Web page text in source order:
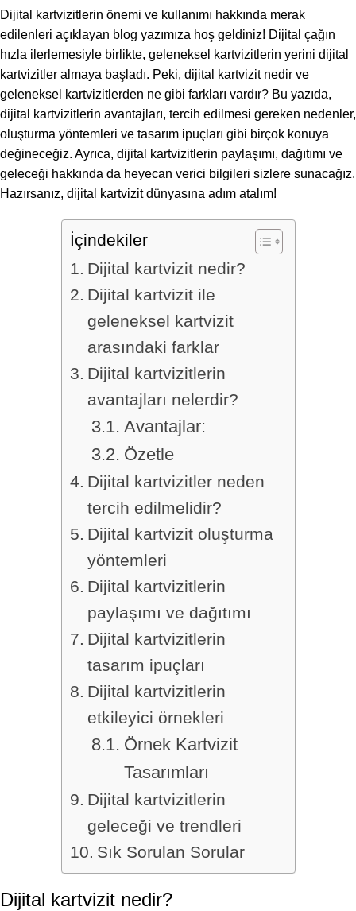
Dijital kartvizitlerin önemi ve kullanımı hakkında merak
edilenleri açıklayan blog yazımıza hoş geldiniz! Dijital çağın
hızla ilerlemesiyle birlikte, geleneksel kartvizitlerin yerini dijital
kartvizitler almaya başladı. Peki, dijital kartvizit nedir ve
geleneksel kartvizitlerden ne gibi farkları vardır? Bu yazıda,
dijital kartvizitlerin avantajları, tercih edilmesi gereken nedenler,
oluşturma yöntemleri ve tasarım ipuçları gibi birçok konuya
değineceğiz. Ayrıca, dijital kartvizitlerin paylaşımı, dağıtımı ve
geleceği hakkında da heyecan verici bilgileri sizlere sunacağız.
Hazırsanız, dijital kartvizit dünyasına adım atalım!
İçindekiler
Dijital kartvizit nedir?
Dijital kartvizit ile
geleneksel kartvizit
arasındaki farklar
Dijital kartvizitlerin
avantajları nelerdir?
Avantajlar:
Özetle
Dijital kartvizitler neden
tercih edilmelidir?
Dijital kartvizit oluşturma
yöntemleri
Dijital kartvizitlerin
paylaşımı ve dağıtımı
Dijital kartvizitlerin
tasarım ipuçları
Dijital kartvizitlerin
etkileyici örnekleri
Örnek Kartvizit
Tasarımları
Dijital kartvizitlerin
geleceği ve trendleri
Sık Sorulan Sorular
Dijital kartvizit nedir?